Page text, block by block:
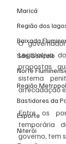
Maricá
Região dos
Baixada
São Gonçalo
Norte
Região
Bastidores da
Esporte
Niterói
O
Legislativa
propostas
sistema
arrecadação
Entre os
temporária
governo, tem